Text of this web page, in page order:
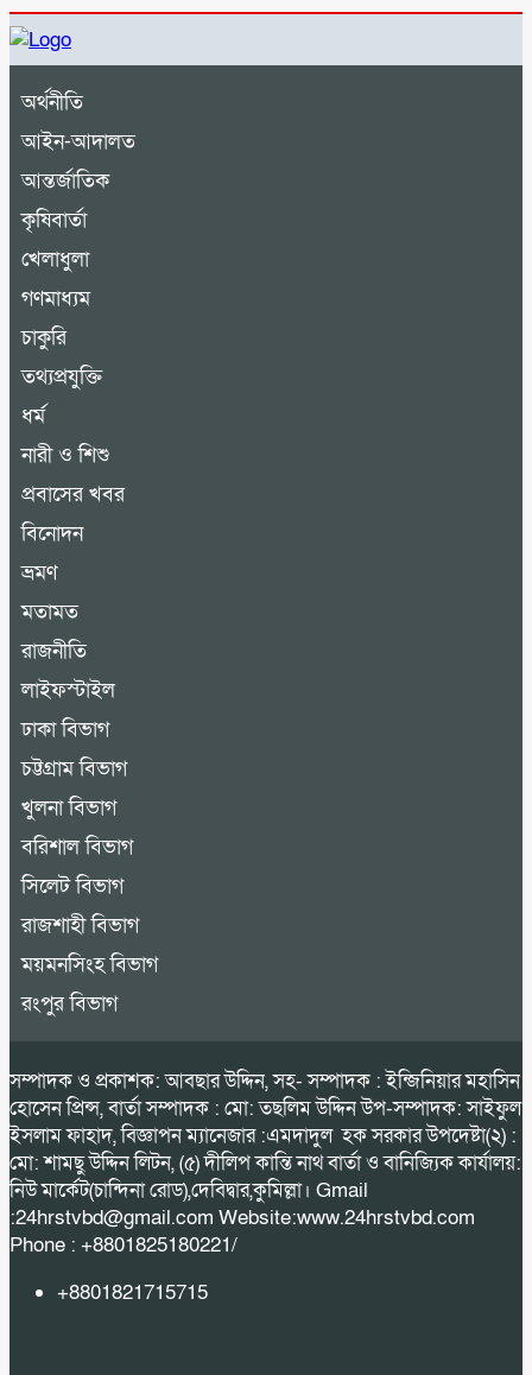
অর্থনীতি
আইন-আদালত
আন্তর্জাতিক
কৃষিবার্তা
খেলাধুলা
গণমাধ্যম
চাকুরি
তথ্যপ্রযুক্তি
ধর্ম
নারী ও শিশু
প্রবাসের খবর
বিনোদন
ভ্রমণ
মতামত
রাজনীতি
লাইফস্টাইল
ঢাকা বিভাগ
চট্টগ্রাম বিভাগ
খুলনা বিভাগ
বরিশাল বিভাগ
সিলেট বিভাগ
রাজশাহী বিভাগ
ময়মনসিংহ বিভাগ
রংপুর বিভাগ
সম্পাদক ও প্রকাশক: আবছার উদ্দিন, সহ- সম্পাদক : ইন্জিনিয়ার মহাসিন
হোসেন প্রিন্স, বার্তা সম্পাদক : মো: তছলিম উদ্দিন উপ-সম্পাদক: সাইফুল
ইসলাম ফাহাদ, বিজ্ঞাপন ম্যানেজার :এমদাদুল হক সরকার উপদেষ্টা(২) :
মো: শামছু উদ্দিন লিটন, (৫) দীলিপ কান্তি নাথ বার্তা ও বানিজ্যিক কার্যালয়:
নিউ মার্কেট(চান্দিনা রোড),দেবিদ্বার,কুমিল্লা। Gmail
:24hrstvbd@gmail.com Website:www.24hrstvbd.com
Phone : +8801825180221/
+8801821715715